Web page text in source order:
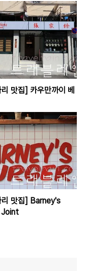
맛집] 카우만까이 베
리 맛집] Barney's
Joint